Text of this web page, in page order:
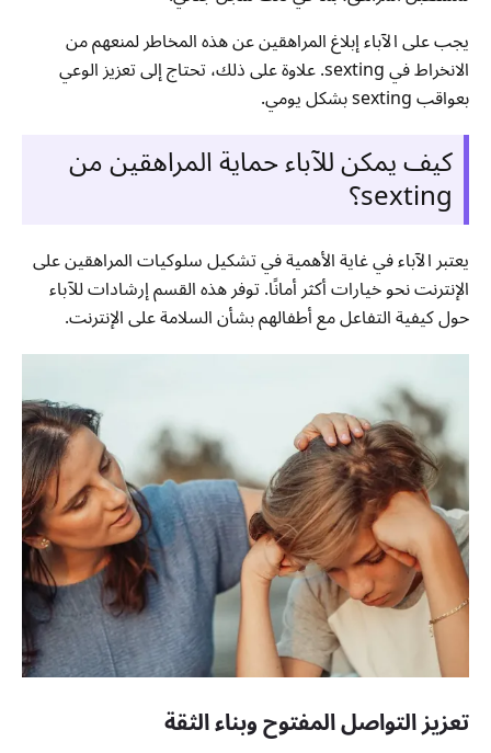
يجب على الآباء إبلاغ المراهقين عن هذه المخاطر لمنعهم من
الانخراط في sexting. علاوة على ذلك، تحتاج إلى تعزيز الوعي
بعواقب sexting بشكل يومي.
كيف يمكن للآباء حماية المراهقين من
sexting؟
يعتبر الآباء في غاية الأهمية في تشكيل سلوكيات المراهقين على
الإنترنت نحو خيارات أكثر أمانًا. توفر هذه القسم إرشادات للآباء
حول كيفية التفاعل مع أطفالهم بشأن السلامة على الإنترنت.
تعزيز التواصل المفتوح وبناء الثقة